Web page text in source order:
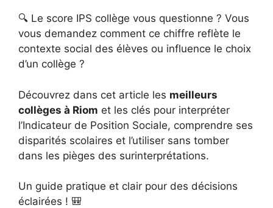
🔍 Le score IPS collège vous questionne ? Vous
vous demandez comment ce chiffre reflète le
contexte social des élèves ou influence le choix
d’un collège ?
Découvrez dans cet article les meilleurs
collèges à Riom et les clés pour interpréter
l’Indicateur de Position Sociale, comprendre ses
disparités scolaires et l’utiliser sans tomber
dans les pièges des surinterprétations.
Un guide pratique et clair pour des décisions
éclairées ! 🎒